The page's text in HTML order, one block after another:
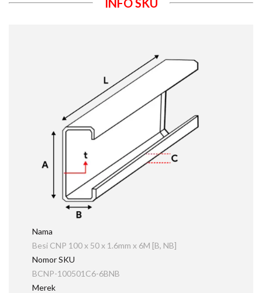
INFO SKU
Nama
Besi CNP 100 x 50 x 1.6mm x 6M [B, NB]
Nomor SKU
BCNP-100501C6-6BNB
Merek